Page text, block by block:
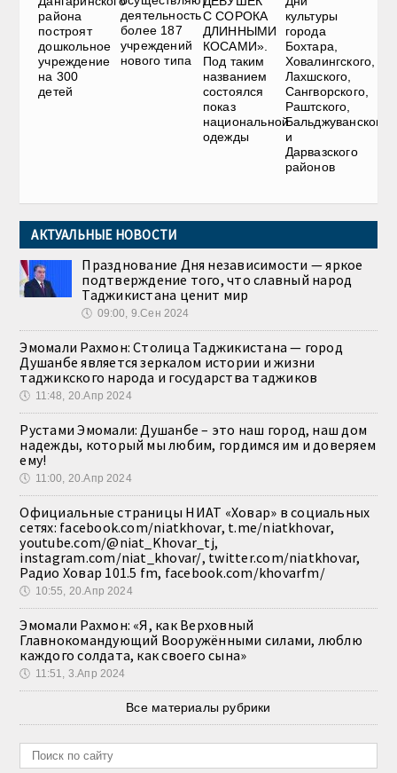
района
построят
дошкольное
учреждение
на 300
детей
деятельность
более 187
учреждений
нового типа
С СОРОКА
ДЛИННЫМИ
КОСАМИ».
Под таким
названием
состоялся
показ
национальной
одежды
культуры
города
Бохтара,
Ховалингского,
Лахшского,
Сангворского,
Раштского,
Бальджуванского
и
Дарвазского
районов
АКТУАЛЬНЫЕ НОВОСТИ
Празднование Дня независимости — яркое
подтверждение того, что славный народ
Таджикистана ценит мир
🕔 09:00, 9.Сен 2024
Эмомали Рахмон: Столица Таджикистана — город
Душанбе является зеркалом истории и жизни
таджикского народа и государства таджиков
🕔 11:48, 20.Апр 2024
Рустами Эмомали: Душанбе – это наш город, наш дом
надежды, который мы любим, гордимся им и доверяем
ему!
🕔 11:00, 20.Апр 2024
Официальные страницы НИАТ «Ховар» в социальных
сетях: facebook.com/niatkhovar, t.me/niatkhovar,
youtube.com/@niat_Khovar_tj,
instagram.com/niat_khovar/, twitter.com/niatkhovar,
Радио Ховар 101.5 fm, facebook.com/khovarfm/
🕔 10:55, 20.Апр 2024
Эмомали Рахмон: «Я, как Верховный
Главнокомандующий Вооружёнными силами, люблю
каждого солдата, как своего сына»
🕔 11:51, 3.Апр 2024
Все материалы рубрики